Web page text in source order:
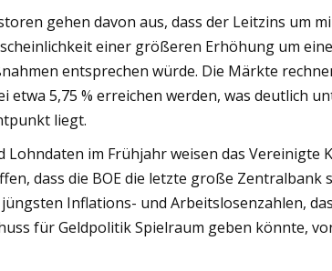
gehen davon aus, dass der Leitzins um
einer größeren Erhöhung um
entsprechen würde. Die Märkte
etwa 5,75 % erreichen werden, was deutlich
liegt.
Lohndaten im Frühjahr weisen das
dass die BOE die letzte große
Inflations- und Arbeitslosenzahlen,
für Geldpolitik Spielraum geben könnte,